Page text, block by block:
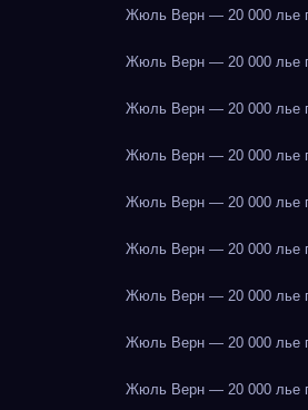
Жюль Верн — 20 000 лье
Жюль Верн — 20 000 лье
Жюль Верн — 20 000 лье
Жюль Верн — 20 000 лье
Жюль Верн — 20 000 лье
Жюль Верн — 20 000 лье
Жюль Верн — 20 000 лье
Жюль Верн — 20 000 лье
Жюль Верн — 20 000 лье